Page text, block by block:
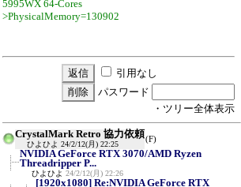
5995WX 64-Cores
>PhysicalMemory=130902
引用なし
パスワード
・ツリー全体表示
CrystalMark Retro 協力依頼
ひよひよ 24/2/12(月) 22:25
(F)
NVIDIA GeForce RTX 3070/AMD Ryzen
Threadripper P...
ひよひよ 24/2/12(月) 22:26
[1920x1080] Re:NVIDIA GeForce RTX